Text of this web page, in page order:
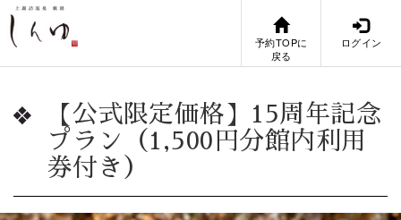
予約TOPに
戻る
ログイン
【公式限定価格】15周年記念
プラン（1,500円分館内利用
券付き）